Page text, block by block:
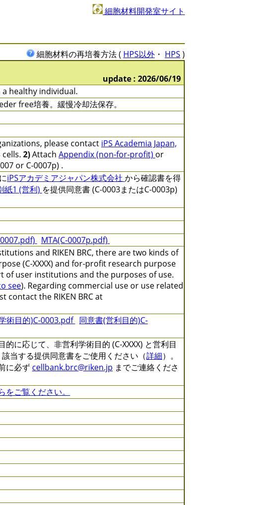
細胞材料開発室サイト
細胞材料の再培養方法 ( HPS以外 ・ HPS )
update : 2026/06/19
healthy individual.
free培養。緩慢冷却法保存。
please contact iPS Academia Japan,
2)Attach Appendix (non-for-profit) or
or C-0007p) .
iPSアカデミアジャパン株式会社 から確認書を得
紙1 (営利) を提供同意書 (C-0003またはC-0003p)
MTA(C-0007p.pdf)
and RIKEN BRC, there are two kinds of
(C-XXXX) and for-profit research purpose
of user institutions and the purposes of use.
see). Regarding commercial use or use related
contact the RIKEN BRC at
術目的)C-0003.pdf 同意書(営利目的)C-
に応じて、非営利学術目的 (C-XXXX) と営利目
当する提供同意書をご使用ください（詳細）。
に必ず cellbank.brc@riken.jp までご連絡くださ
ご覧ください。